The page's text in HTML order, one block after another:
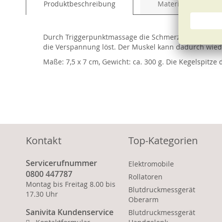
gallery
Produktbeschreibung Material und Pflege
Durch Triggerpunktmassage die Schmerzpunkte
die Verspannung löst. Der Muskel kann dadurch
Maße: 7,5 x 7 cm, Gewicht: ca. 300 g. Die
Kontakt
Servicerufnummer
0800 447787
Montag bis Freitag 8.00 bis
17.30 Uhr
Sanivita Kundenservice
Top-Kategorien
Elektromobile
Rollatoren
Blutdruckmessgerät
Oberarm
Blutdruckmessgerät